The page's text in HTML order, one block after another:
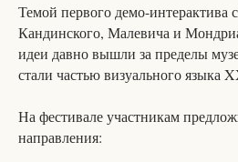
Темой первого демо-интерактива
Кандинского, Малевича и
идеи давно вышли за пределы
стали частью визуального языка
На фестивале участникам
направления: